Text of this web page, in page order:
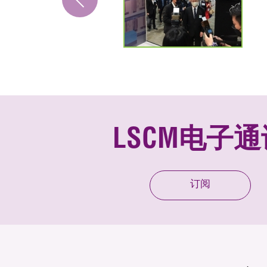
LSCM电子
订阅